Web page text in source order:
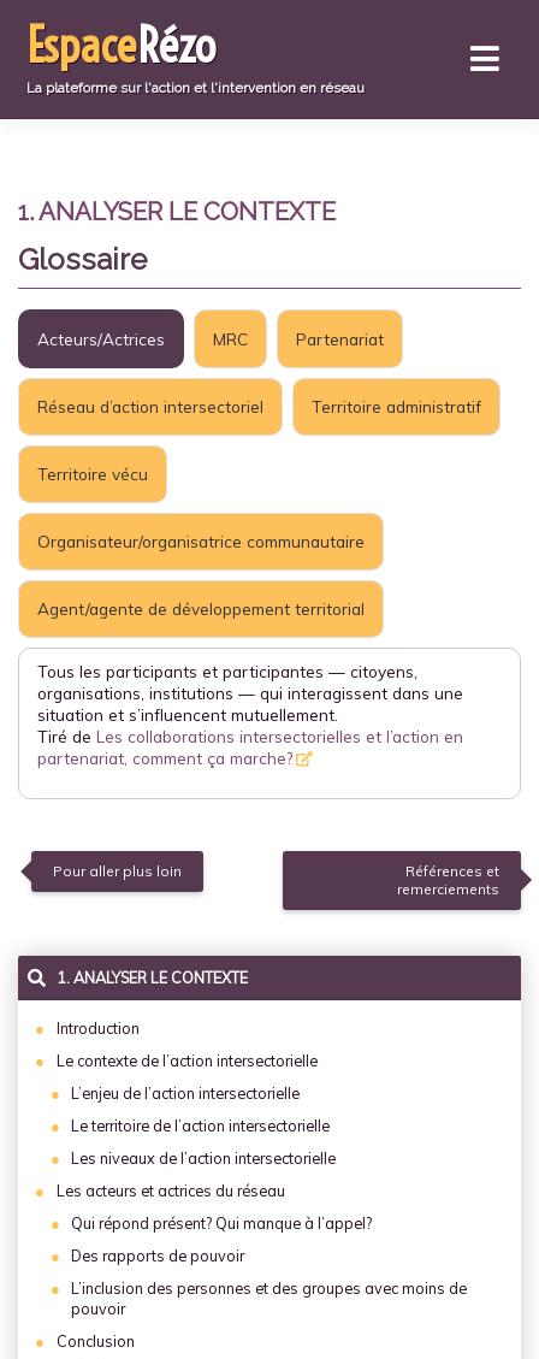
directement
EspaceRézo
La plateforme sur l'action et l'intervention en réseau
1. ANALYSER LE CONTEXTE
Introduction
Le contexte de l’action intersectorielle
L’enjeu de l’action intersectorielle
Le territoire de l’action intersectorielle
Les niveaux de l’action intersectorielle
Les acteurs et actrices du réseau
Qui répond présent? Qui manque à l’appel?
Des rapports de pouvoir
L’inclusion des personnes et des groupes avec moins de
pouvoir
Conclusion
1. ANALYSER LE CONTEXTE
Glossaire
Acteurs/Actrices MRC Partenariat
Réseau d’action intersectoriel Territoire administratif
Territoire vécu
Organisateur/organisatrice communautaire
Agent/agente de développement territorial
Tous les participants et participantes — citoyens,
organisations, institutions — qui interagissent dans une
situation et s’influencent mutuellement.
Tiré de Les collaborations intersectorielles et l’action en
partenariat, comment ça marche?
Pour aller plus loin
Références et
remerciements